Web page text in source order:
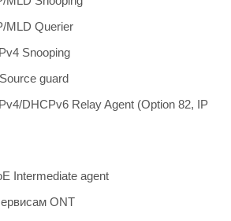
MLD Querier
Snooping
guard
DHCPv6 Relay Agent (Option 82, IP
Intermediate agent
ONT